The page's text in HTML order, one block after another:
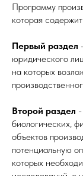
Программу
которая
Первый раздел
юридического
на которых
Второй раздел
биологических,
объектов
потенциальную
которых